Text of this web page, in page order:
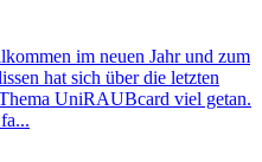
im neuen Jahr und zum
hat sich über die letzten
UniRAUBcard viel getan.